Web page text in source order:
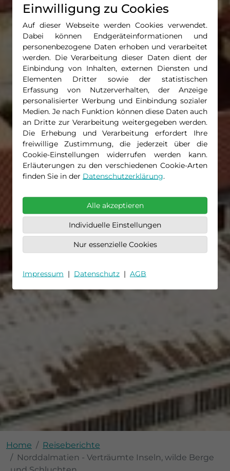
Home
Reiseberichte
Norddalmatien - Verträumte Inseln, wilde Berge
Einwilligung zu Cookies
Auf dieser Webseite werden Cookies verwendet.
Dabei können Endgeräteinformationen und
personenbezogene Daten erhoben und verarbeitet
werden. Die Verarbeitung dieser Daten dient der
Einbindung von Inhalten, externen Diensten und
Elementen Dritter sowie der statistischen
Erfassung von Nutzerverhalten, der Anzeige
personalisierter Werbung und Einbindung sozialer
Medien. Je nach Funktion können diese Daten auch
an Dritte zur Verarbeitung weitergegeben werden.
Die Erhebung und Verarbeitung erfordert Ihre
freiwillige Zustimmung, die jederzeit über die
Cookie-Einstellungen widerrufen werden kann.
Erläuterungen zu den verschiedenen Cookie-Arten
finden Sie in der Datenschutzerklärung.
Alle akzeptieren
Individuelle Einstellungen
Nur essenzielle Cookies
Impressum | Datenschutz | AGB